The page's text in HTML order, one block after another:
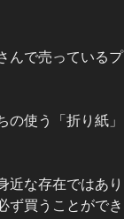
んで売っているプ
使う「折り紙」
近な存在ではあり
ず買うことができ